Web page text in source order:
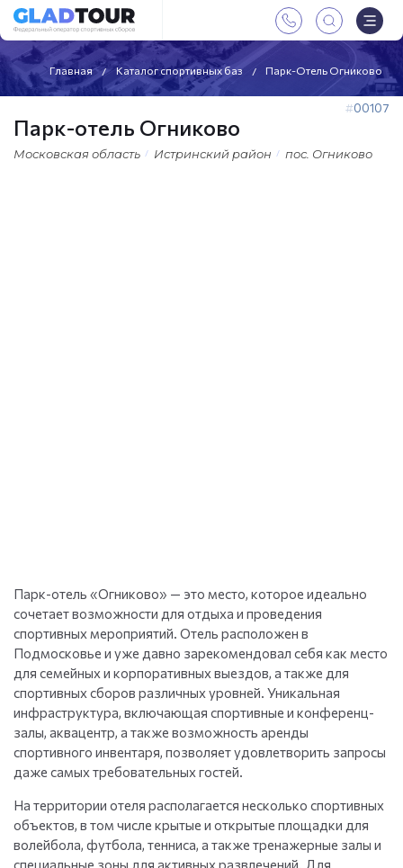
Главная Каталог спортивных баз Парк-Отель Огниково
00107
Парк-отель Огниково
Московская область Истринский район пос. Огниково
Парк-отель «Огниково» — это место, которое идеально
сочетает возможности для отдыха и проведения
спортивных мероприятий. Отель расположен в
Подмосковье и уже давно зарекомендовал себя как место
для семейных и корпоративных выездов, а также для
спортивных сборов различных уровней. Уникальная
инфраструктура, включающая спортивные и конференц-
залы, аквацентр, а также возможность аренды
спортивного инвентаря, позволяет удовлетворить запросы
даже самых требовательных гостей.
На территории отеля располагается несколько спортивных
объектов, в том числе крытые и открытые площадки для
волейбола, футбола, тенниса, а также тренажерные залы и
специальные зоны для активных развлечений. Для